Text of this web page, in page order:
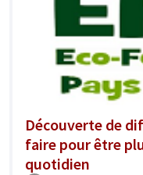
Découverte de
faire pour être
quotidien